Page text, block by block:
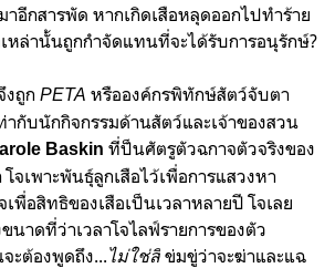
อีกสารพัด หากเกิดเสือหลุดออกไปทำร้าย
หล่านั้นถูกกำจัดแทนที่จะได้รับการอนุรักษ์?
งถูก PETA หรือองค์กรพิทักษ์สัตว์จับตา
กับนักกิจกรรมด้านสัตว์และเจ้าของสวน
Baskin ที่ป็นศัตรูตัวฉกาจตัวจริงของ
จเพาะพันธุ์ลูกเสือไว้เพื่อการแสวงหา
เพื่อสิทธิของเสือเป็นเวลาหลายปี โจเลย
นาดที่ว่าเวลาโจไลฟ์รายการของตัว
ะต้องพูดถึง...ไม่ใช่สิ ข่มขู่ว่าจะฆ่าและแฉ